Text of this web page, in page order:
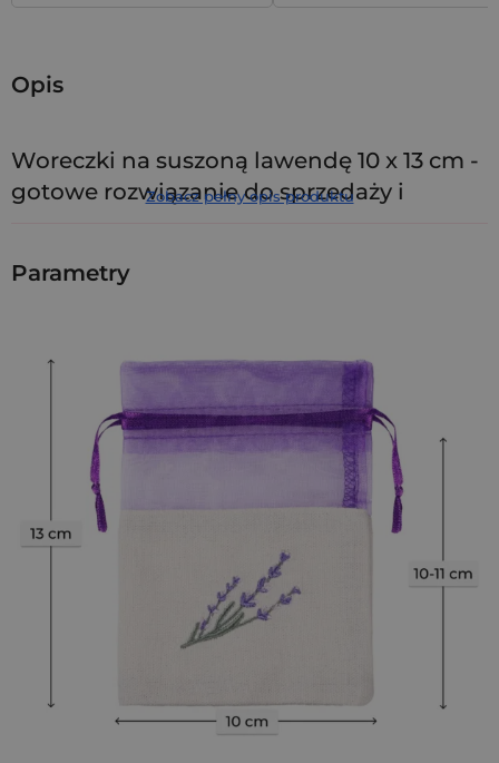
Opis
Woreczki na suszoną lawendę 10 x 13 cm -
gotowe rozwiązanie do sprzedaży i
praktyczne i estetyczne opakowanie dla marek, które chcą
lawendy sprawia, że produkt od razu komunikuje swoją
zawartość i nie wymaga dodatkowych ozdobników.
Ile suszu mieści woreczek 10 x 13 cm?Najczęściej około
25 g suszonej lawendy, w zależności od jej struktury i
stopnia wypełnienia. To optymalna porcja do sprzedaży
detalicznej, zestawów prezentowych oraz produktów
sezonowych.
W opakowaniu znajduje się
, co ułatwia testowanie
nowej linii produktowej, tworzenie krótkich serii lub
przygotowanie gotowych kompletów. Satynowa tasiemka
pozwala szybko zamknąć woreczek jednym ruchem - bez
dodatkowych elementów pakowych i bez wydłużania
procesu realizacji zamówień.
Rozmiar 10 x 13 cm - funkcjonalność w
codziennym pakowaniu
Zobacz pełny opis produktu
Parametry